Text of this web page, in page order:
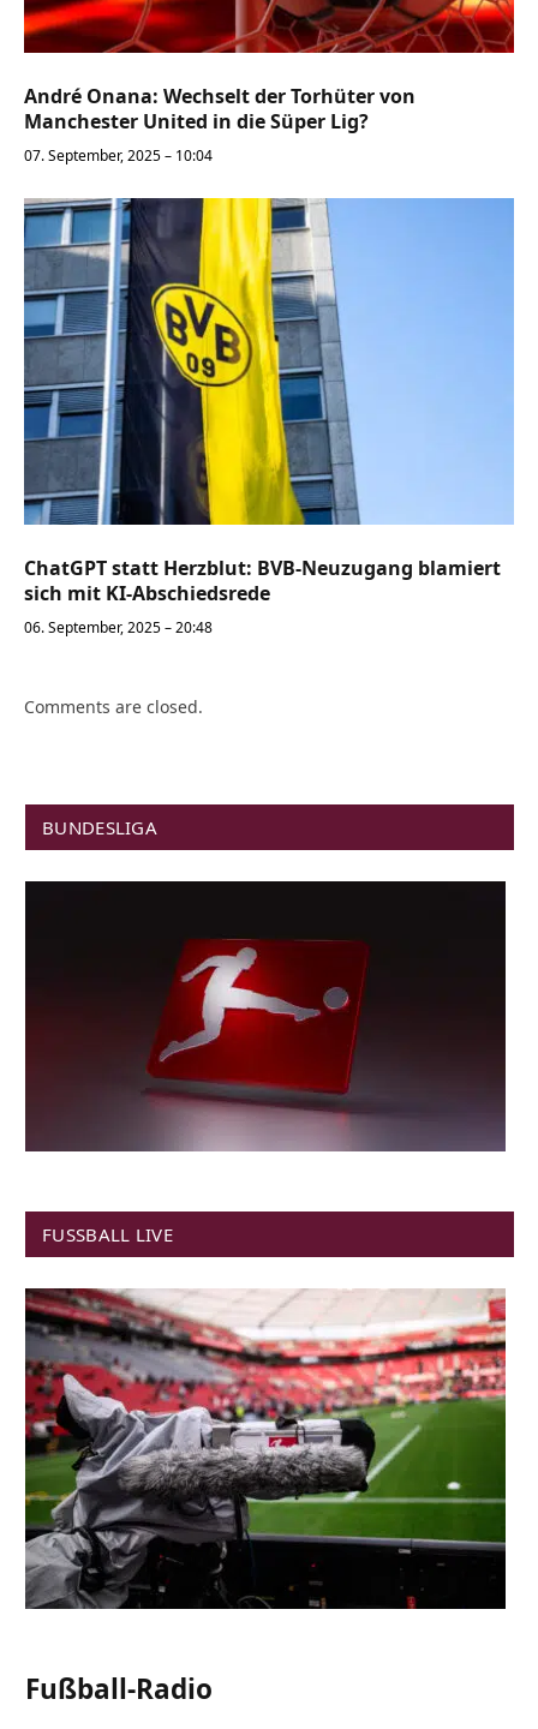
André Onana: Wechselt der Torhüter von
Manchester United in die Süper Lig?
07. September, 2025 – 10:04
ChatGPT statt Herzblut: BVB-Neuzugang blamiert
sich mit KI-Abschiedsrede
06. September, 2025 – 20:48
Comments are closed.
BUNDESLIGA
FUSSBALL LIVE
Fußball-Radio